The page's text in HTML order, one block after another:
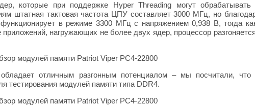
которые при поддержке Hyper Threading могут обрабатывать
штатная тактовая частота ЦПУ составляет 3000 МГц, но
в режиме 3300 МГц с напряжением 0,938 В, тогда
нагружающих не более двух ядер, процессор
отличным разгонным потенциалом – мы посчитали,
тестирования модулей памяти типа DDR4.